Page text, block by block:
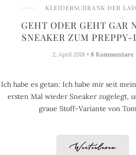
KLEIDERSCHRANK DER
GEHT ODER GEHT GAR
SNEAKER ZUM PREPPY-
2. April 2018 • 8 Kommentare
Ich habe es getan: Ich habe mir seit
ersten Mal wieder Sneaker zugelegt,
graue Stoff-Variante von
Weiterlesen